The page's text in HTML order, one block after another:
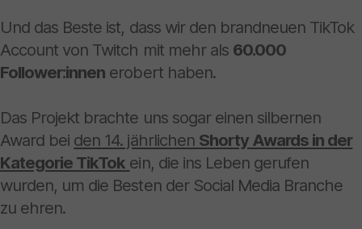
Und das Beste ist, dass wir den brandneuen TikTok
Account von Twitch mit mehr als 60.000
Follower:innen erobert haben.
Das Projekt brachte uns sogar einen silbernen
Award bei den 14. jährlichen Shorty Awards in der
Kategorie TikTok ein, die ins Leben gerufen
wurden, um die Besten der Social Media Branche
zu ehren.